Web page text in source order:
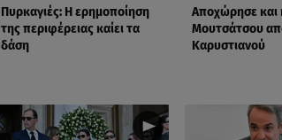
Πυρκαγιές: Η ερημοποίηση
της περιφέρειας καίει τα
δάση
Αποχώρησε και
Μουτσάτσου
Καρυστιανού